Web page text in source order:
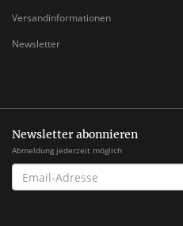
Versandinformationen
Newsletter
Newsletter abonnieren
Abmeldung jederzeit möglich
EMAIL-
ADRESSE